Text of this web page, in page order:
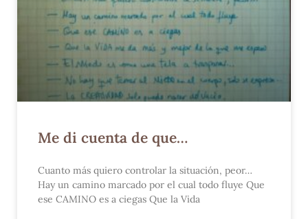
Me di cuenta de que…
Cuanto más quiero controlar la situación, peor…
Hay un camino marcado por el cual todo fluye Que
ese CAMINO es a ciegas Que la Vida